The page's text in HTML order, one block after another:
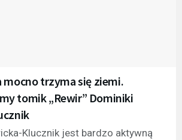
mocno trzyma się ziemi.
tomik „Rewir” Dominiki
Klucznik jest bardzo aktywną